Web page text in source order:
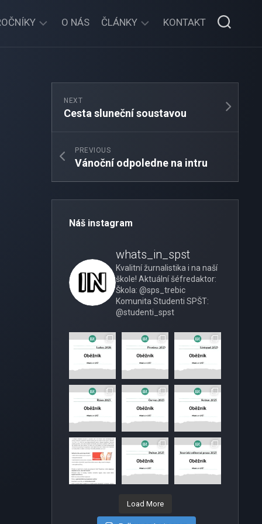
O NÁS ČLÁNKY
ŠKOLNÍ
DOMOV
ARCHIV
KONTAKT
NEXT
Cesta sluneční soustavou
PREVIOUS
Vánoční odpoledne na intru
Náš instagram
whats_in_spst
Kvalitní žurnalistika i na naší
škole! Aktuální šéfredaktor:
Škola: @sps_trebic
Komunita Studenti SPŠT:
@studenti_spst
Load More